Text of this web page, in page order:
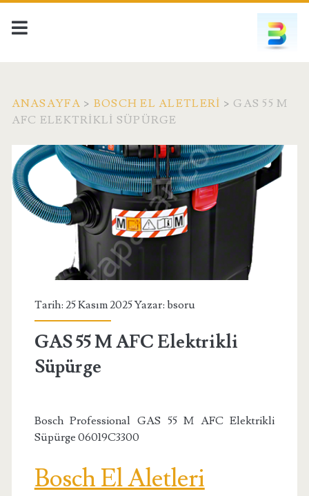
ANASAYFA > BOSCH EL ALETLERI > GAS 55 M
AFC ELEKTRIKLI SÜPÜRGE
Tarih: 25 Kasım 2025 Yazar: bsoru
GAS 55 M AFC Elektrikli
Süpürge
Bosch Professional GAS 55 M AFC Elektrikli
Süpürge 06019C3300
Bosch El Aletleri